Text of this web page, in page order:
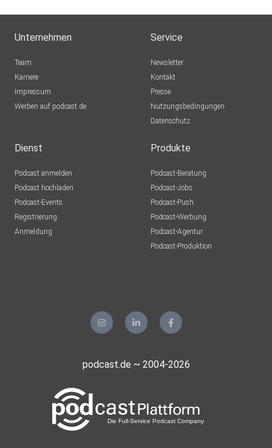
Unternehmen
Team
Karriere
Impressum
Werben auf podcast.de
Service
Newsletter
Kontakt
Presse
Nutzungsbedingungen
Datenschutz
Dienst
Podcast anmelden
Podcast hochladen
Podcast-Events
Registrierung
Anmeldung
Produkte
Podcast-Beratung
Podcast-Jobs
Podcast-Push
Podcast-Werbung
Podcast-Agentur
Podcast-Produktion
podcast.de ~ 2004-2026